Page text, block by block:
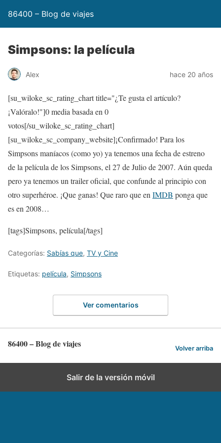
86400 – Blog de viajes
Simpsons: la película
Alex hace 20 años
[su_wiloke_sc_rating_chart title="¿Te gusta el artículo?
¡Valóralo!"]0media basada en 0
votos[/su_wiloke_sc_rating_chart]
[su_wiloke_sc_company_website]¡Confirmado! Para los
Simpsons maníacos (como yo) ya tenemos una fecha de estreno
de la película de los Simpsons, el 27 de Julio de 2007. Aún queda
pero ya tenemos un trailer oficial, que confunde al principio con
otro superhéroe. ¡Que ganas! Que raro que en IMDB ponga que
es en 2008…
[tags]Simpsons, película[/tags]
Categorías: Sabías que, TV y Cine
Etiquetas: película, Simpsons
Ver comentarios
86400 – Blog de viajes Volver arriba
Salir de la versión móvil